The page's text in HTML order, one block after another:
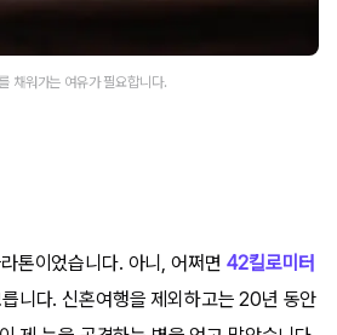
채워가는 여유가 필요합니다.
톤이었습니다. 아니, 어쩌면 42킬로미터
니다. 신혼여행을 제외하고는 20년 동안